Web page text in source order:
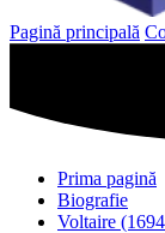
Pagină principală
Prima pagină
Biografie
Voltaire